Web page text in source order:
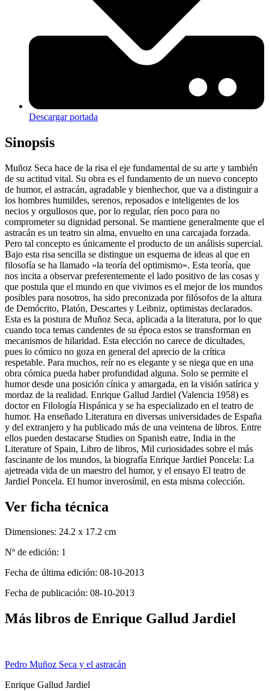
Descargar portada
Sinopsis
Muñoz Seca hace de la risa el eje fundamental de su arte y también
de su actitud vital. Su obra es el fundamento de un nuevo concepto
de humor, el astracán, agradable y bienhechor, que va a distinguir a
los hombres humildes, serenos, reposados e inteligentes de los
necios y orgullosos que, por lo regular, ríen poco para no
comprometer su dignidad personal. Se mantiene generalmente que el
astracán es un teatro sin alma, envuelto en una carcajada forzada.
Pero tal concepto es únicamente el producto de un análisis supercial.
Bajo esta risa sencilla se distingue un esquema de ideas al que en
filosofía se ha llamado «la teoría del optimismo». Esta teoría, que
nos incita a observar preferentemente el lado positivo de las cosas y
que postula que el mundo en que vivimos es el mejor de los mundos
posibles para nosotros, ha sido preconizada por filósofos de la altura
de Demócrito, Platón, Descartes y Leibniz, optimistas declarados.
Esta es la postura de Muñoz Seca, aplicada a la literatura, por lo que
cuando toca temas candentes de su época estos se transforman en
mecanismos de hilaridad. Esta elección no carece de dicultades,
pues lo cómico no goza en general del aprecio de la crítica
respetable. Para muchos, reír no es elegante y se niega que en una
obra cómica pueda haber profundidad alguna. Solo se permite el
humor desde una posición cínica y amargada, en la visión satírica y
mordaz de la realidad. Enrique Gallud Jardiel (Valencia 1958) es
doctor en Filología Hispánica y se ha especializado en el teatro de
humor. Ha enseñado Literatura en diversas universidades de España
y del extranjero y ha publicado más de una veintena de libros. Entre
ellos pueden destacarse Studies on Spanish eatre, India in the
Literature of Spain, Libro de libros, Mil curiosidades sobre el más
fascinante de los mundos, la biografía Enrique Jardiel Poncela: La
ajetreada vida de un maestro del humor, y el ensayo El teatro de
Jardiel Poncela. El humor inverosímil, en esta misma colección.
Ver ficha técnica
Dimensiones: 24.2 x 17.2 cm
Nº de edición: 1
Fecha de última edición: 08-10-2013
Fecha de publicación: 08-10-2013
Más libros de Enrique Gallud Jardiel
Pedro Muñoz Seca y el astracán
Enrique Gallud Jardiel